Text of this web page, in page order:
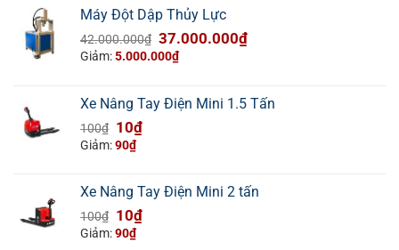
Máy Đột Dập Thủy Lực
42.000.000₫ Giá
gốc
42.000.000₫.
37.000.000₫Giá
37.000.000₫.
Giảm:5.000.000₫
Xe Nâng Tay Điện Mini 1.5 Tấn
100₫ Giá
gốc
10₫Giá
10₫.
Giảm:90₫
Xe Nâng Tay Điện Mini 2 tấn
100₫ Giá
gốc
10₫Giá
Giảm:90₫